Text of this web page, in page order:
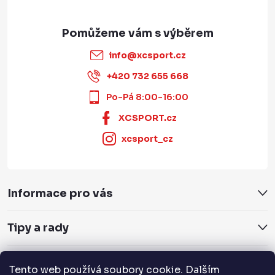
Tento web používá soubory cookie. Dalším
info@xcsport.cz
+420 732 655 668
Po-Pá 8:00-16:00
XCSPORT.cz
xcsport_cz
Informace pro vás
Tipy a rady
Servis a služby